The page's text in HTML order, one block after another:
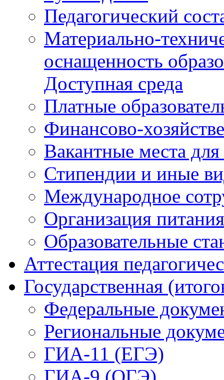
Педагогический
Материально-
оснащенность
Доступная среда
Платные
Финансово-
Вакантные места
Стипендии и иные
Международное
Организация
Образовательные
Аттестация
Государственная
Федеральные
Региональные
ГИА-11 (ЕГЭ)